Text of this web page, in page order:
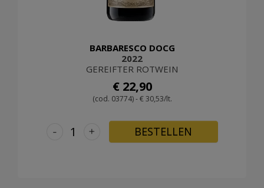
BARBARESCO DOCG
2022
GEREIFTER ROTWEIN
€ 22,90
(cod. 03774) - € 30,53/lt.
+
- BESTELLEN